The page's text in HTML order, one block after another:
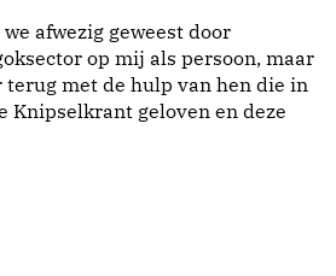
afwezig geweest door
op mij als persoon, maar
terug met de hulp van hen die in
Knipselkrant geloven en deze